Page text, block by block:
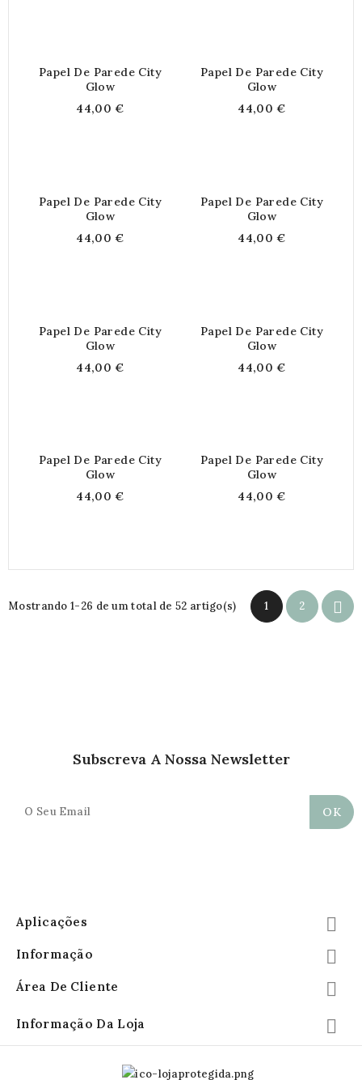
Papel De Parede City
Glow
44,00 €
Papel De Parede City
Glow
44,00 €
Papel De Parede City
Glow
44,00 €
Papel De Parede City
Glow
44,00 €
Papel De Parede City
Glow
44,00 €
Papel De Parede City
Glow
44,00 €
Papel De Parede City
Glow
44,00 €
Papel De Parede City
Glow
44,00 €
Mostrando 1-26 de um total de 52 artigo(s) 1 2 
Subscreva A Nossa Newsletter
Aplicações 
Informação 
Área De Cliente 
Informação Da Loja 